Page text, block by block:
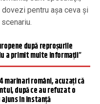
pentru aşa ceva şi
după reproșurile
a primit multe informaţii”
marinari români, acuzați că
după ce au refuzat o
ajuns în instanță